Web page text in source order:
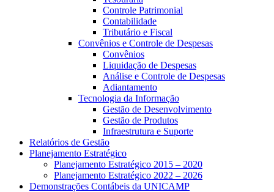
Controle Patrimonial
Contabilidade
Tributário e Fiscal
Convênios e Controle de Despesas
Convênios
Liquidação de Despesas
Análise e Controle de Despesas
Adiantamento
Tecnologia da Informação
Gestão de Desenvolvimento
Gestão de Produtos
Infraestrutura e Suporte
Relatórios de Gestão
Planejamento Estratégico
Planejamento Estratégico 2015 – 2020
Planejamento Estratégico 2022 – 2026
Demonstrações Contábeis da UNICAMP